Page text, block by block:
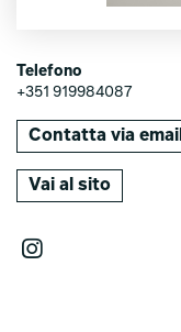
Telefono
+351 919984087
Contatta via email
Vai al sito